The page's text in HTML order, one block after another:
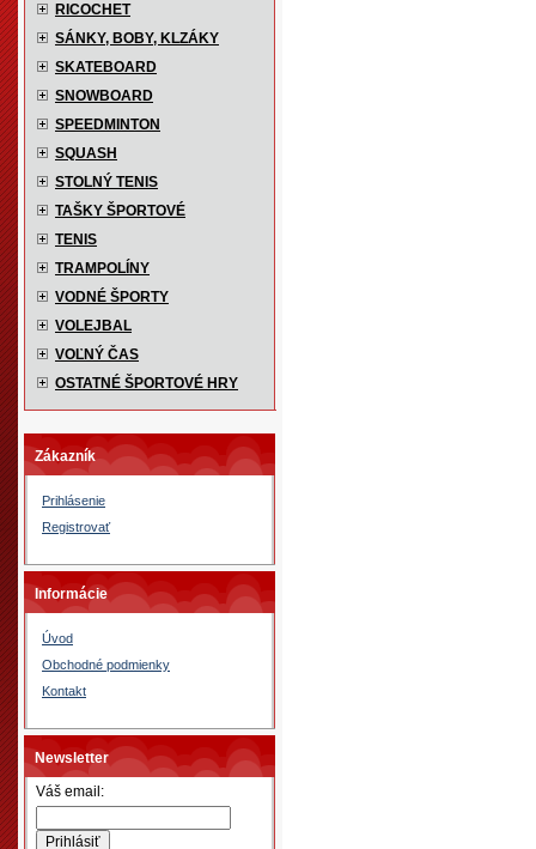
RICOCHET
SÁNKY, BOBY, KLZÁKY
SKATEBOARD
SNOWBOARD
SPEEDMINTON
SQUASH
STOLNÝ TENIS
TAŠKY ŠPORTOVÉ
TENIS
TRAMPOLÍNY
VODNÉ ŠPORTY
VOLEJBAL
VOĽNÝ ČAS
OSTATNÉ ŠPORTOVÉ HRY
Zákazník
Prihlásenie
Registrovať
Informácie
Úvod
Obchodné podmienky
Kontakt
Newsletter
Váš email: